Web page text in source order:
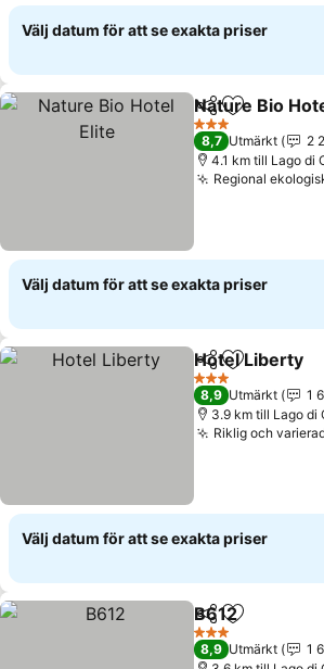
Välj datum för att se exakta priser
Dela Lägg till i
Nature Bio
3 Stjärnor
8,7 Utmärkt
2
4.1 km till Lago di
Regional
Välj datum för att se exakta priser
Dela Lägg till i
Hotel Liberty
3 Stjärnor
8,9 Utmärkt
1
3.9 km till Lago di
Riklig och
Välj datum för att se exakta priser
Dela Lägg till i
B612
3 Stjärnor
8,9 Utmärkt
1